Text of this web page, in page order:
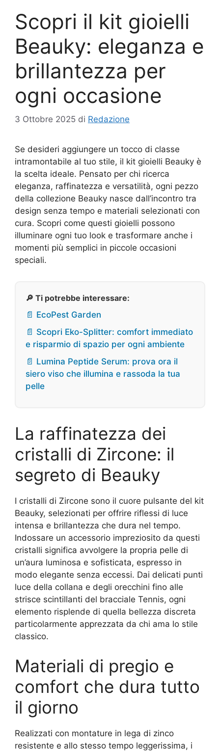
Scopri il kit gioielli
Beauky: eleganza e
brillantezza per
ogni occasione
3 Ottobre 2025 di Redazione
Se desideri aggiungere un tocco di classe
intramontabile al tuo stile, il kit gioielli Beauky è
la scelta ideale. Pensato per chi ricerca
eleganza, raffinatezza e versatilità, ogni pezzo
della collezione Beauky nasce dall’incontro tra
design senza tempo e materiali selezionati con
cura. Scopri come questi gioielli possono
illuminare ogni tuo look e trasformare anche i
momenti più semplici in piccole occasioni
speciali.
🔎 Ti potrebbe interessare:
📄 EcoPest Garden
📄 Scopri Eko-Splitter: comfort immediato
e risparmio di spazio per ogni ambiente
📄 Lumina Peptide Serum: prova ora il
siero viso che illumina e rassoda la tua
pelle
La raffinatezza dei
cristalli di Zircone: il
segreto di Beauky
I cristalli di Zircone sono il cuore pulsante del kit
Beauky, selezionati per offrire riflessi di luce
intensa e brillantezza che dura nel tempo.
Indossare un accessorio impreziosito da questi
cristalli significa avvolgere la propria pelle di
un’aura luminosa e sofisticata, espresso in
modo elegante senza eccessi. Dai delicati punti
luce della collana e degli orecchini fino alle
strisce scintillanti del bracciale Tennis, ogni
elemento risplende di quella bellezza discreta
particolarmente apprezzata da chi ama lo stile
classico.
Materiali di pregio e
comfort che dura tutto
il giorno
Realizzati con montature in lega di zinco
resistente e allo stesso tempo leggerissima, i